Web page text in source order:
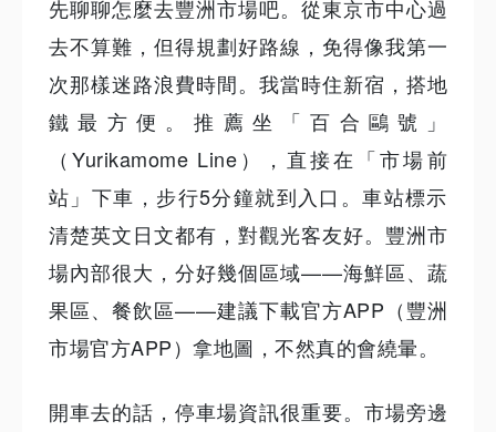
先聊聊怎麼去豐洲市場吧。從東京市中心過
去不算難，但得規劃好路線，免得像我第一
次那樣迷路浪費時間。我當時住新宿，搭地
鐵最方便。推薦坐「百合鷗號」
（Yurikamome Line），直接在「市場前
站」下車，步行5分鐘就到入口。車站標示
清楚英文日文都有，對觀光客友好。豐洲市
場內部很大，分好幾個區域——海鮮區、蔬
果區、餐飲區——建議下載官方APP（豐洲
市場官方APP）拿地圖，不然真的會繞暈。
開車去的話，停車場資訊很重要。市場旁邊